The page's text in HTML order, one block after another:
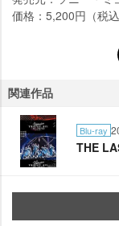
価格：5,200円（税込
関連作品
Blu-ray
THE